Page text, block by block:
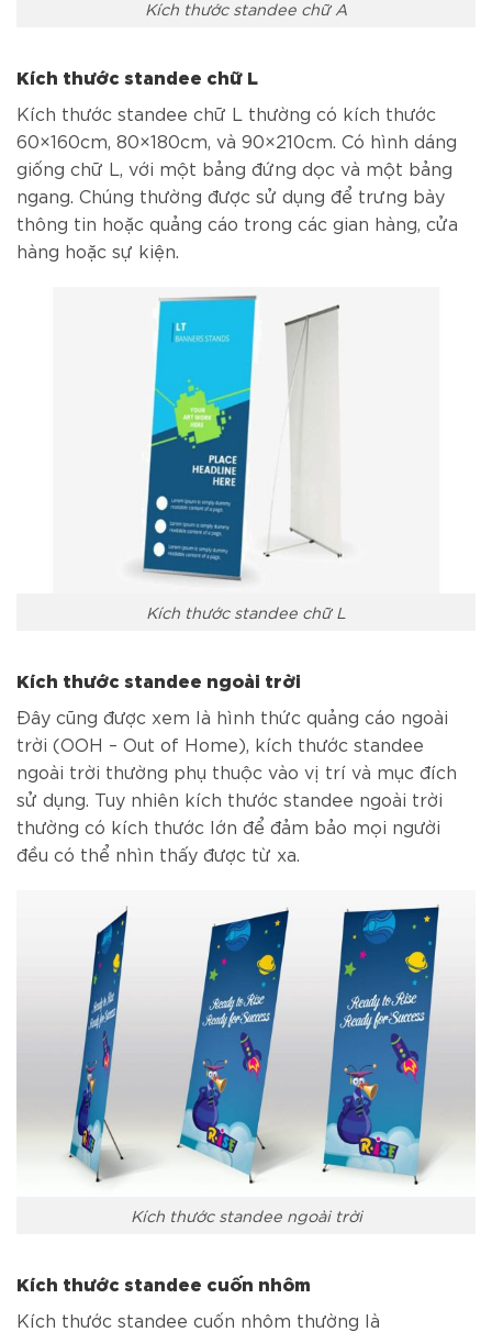
Kích thước standee chữ A
Kích thước standee chữ L
Kích thước standee chữ L thường có kích thước
60×160cm, 80×180cm, và 90×210cm. Có hình dáng
giống chữ L, với một bảng đứng dọc và một bảng
ngang. Chúng thường được sử dụng để trưng bày
thông tin hoặc quảng cáo trong các gian hàng, cửa
hàng hoặc sự kiện.
Kích thước standee chữ L
Kích thước standee ngoài trời
Đây cũng được xem là hình thức quảng cáo ngoài
trời (OOH – Out of Home), kích thước standee
ngoài trời thường phụ thuộc vào vị trí và mục đích
sử dụng. Tuy nhiên kích thước standee ngoài trời
thường có kích thước lớn để đảm bảo mọi người
đều có thể nhìn thấy được từ xa.
Kích thước standee ngoài trời
Kích thước standee cuốn nhôm
Kích thước standee cuốn nhôm thường là